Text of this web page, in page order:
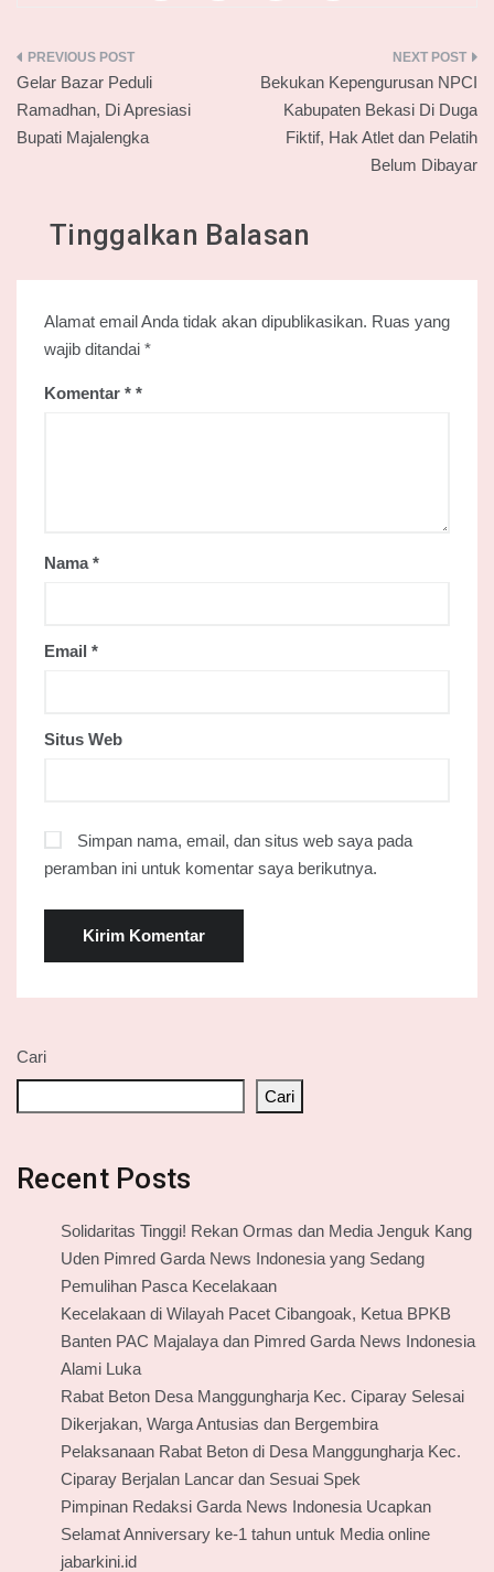
Navigasi
pos
Gelar Bazar Peduli
Ramadhan, Di Apresiasi
Bupati Majalengka
Bekukan Kepengurusan NPCI
Kabupaten Bekasi Di Duga
Fiktif, Hak Atlet dan Pelatih
Belum Dibayar
Tinggalkan Balasan
Alamat email Anda tidak akan dipublikasikan. Ruas yang
wajib ditandai *
Komentar *
Nama*
Email *
Situs Web
Simpan nama, email, dan situs web saya pada
peramban ini untuk komentar saya berikutnya.
Cari
Cari
Recent Posts
Solidaritas Tinggi! Rekan Ormas dan Media Jenguk Kang
Uden Pimred Garda News Indonesia yang Sedang
Pemulihan Pasca Kecelakaan
Kecelakaan di Wilayah Pacet Cibangoak, Ketua BPKB
Banten PAC Majalaya dan Pimred Garda News Indonesia
Alami Luka
Rabat Beton Desa Manggungharja Kec. Ciparay Selesai
Dikerjakan, Warga Antusias dan Bergembira
Pelaksanaan Rabat Beton di Desa Manggungharja Kec.
Ciparay Berjalan Lancar dan Sesuai Spek
Pimpinan Redaksi Garda News Indonesia Ucapkan
Selamat Anniversary ke-1 tahun untuk Media online
jabarkini.id